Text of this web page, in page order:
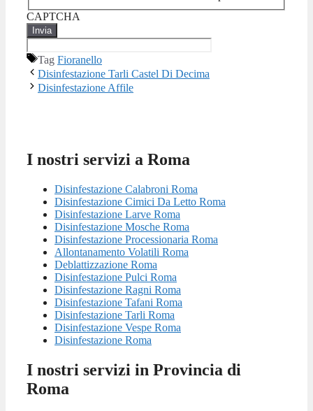
CAPTCHA
Tag Fioranello
Disinfestazione Tarli Castel Di Decima
Disinfestazione Affile
I nostri servizi a Roma
Disinfestazione Calabroni Roma
Disinfestazione Cimici Da Letto Roma
Disinfestazione Larve Roma
Disinfestazione Mosche Roma
Disinfestazione Processionaria Roma
Allontanamento Volatili Roma
Deblattizzazione Roma
Disinfestazione Pulci Roma
Disinfestazione Ragni Roma
Disinfestazione Tafani Roma
Disinfestazione Tarli Roma
Disinfestazione Vespe Roma
Disinfestazione Roma
I nostri servizi in Provincia di
Roma